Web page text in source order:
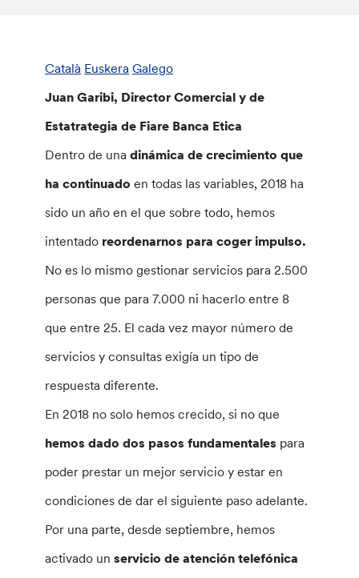
Català Euskera Galego
Juan Garibi, Director Comercial y de
Estatrategia de Fiare Banca Etica
Dentro de unadinámica de crecimiento que
ha continuado en todas las variables, 2018 ha
sido un año en el que sobre todo, hemos
intentado reordenarnos para coger impulso.
No es lo mismo gestionar servicios para 2.500
personas que para 7.000 ni hacerlo entre 8
que entre 25. El cada vez mayor número de
servicios y consultas exigía un tipo de
respuesta diferente.
En 2018 no solo hemos crecido, si no que
hemos dado dos pasos fundamentales para
poder prestar un mejor servicio y estar en
condiciones de dar el siguiente paso adelante.
Por una parte, desde septiembre, hemos
activado unservicio de atención telefónica